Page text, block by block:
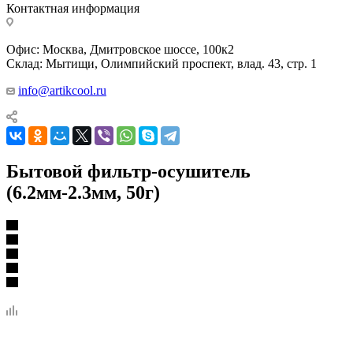
Контактная информация
Офис: Москва, Дмитровское шоссе, 100к2
Склад: Мытищи, Олимпийский проспект, влад. 43, стр. 1
info@artikcool.ru
Бытовой фильтр-осушитель
(6.2мм-2.3мм, 50г)